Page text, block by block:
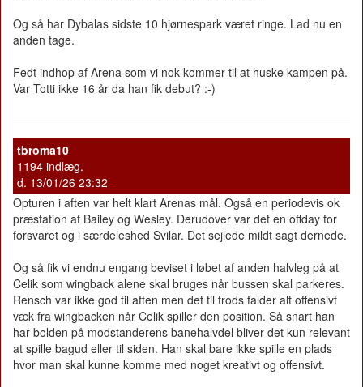
Og så har Dybalas sidste 10 hjørnespark været ringe. Lad nu en
anden tage.
Fedt indhop af Arena som vi nok kommer til at huske kampen på.
Var Totti ikke 16 år da han fik debut? :-)
tbroma10
1194 indlæg.
d. 13/01/26 23:32
Opturen i aften var helt klart Arenas mål. Også en periodevis ok
præstation af Bailey og Wesley. Derudover var det en offday for
forsvaret og i særdeleshed Svilar. Det sejlede mildt sagt dernede.
Og så fik vi endnu engang beviset i løbet af anden halvleg på at
Celik som wingback alene skal bruges når bussen skal parkeres.
Rensch var ikke god til aften men det til trods falder alt offensivt
væk fra wingbacken når Celik spiller den position. Så snart han
har bolden på modstanderens banehalvdel bliver det kun relevant
at spille bagud eller til siden. Han skal bare ikke spille en plads
hvor man skal kunne komme med noget kreativt og offensivt.